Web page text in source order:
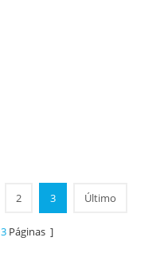
2 3 Último
3Páginas ]